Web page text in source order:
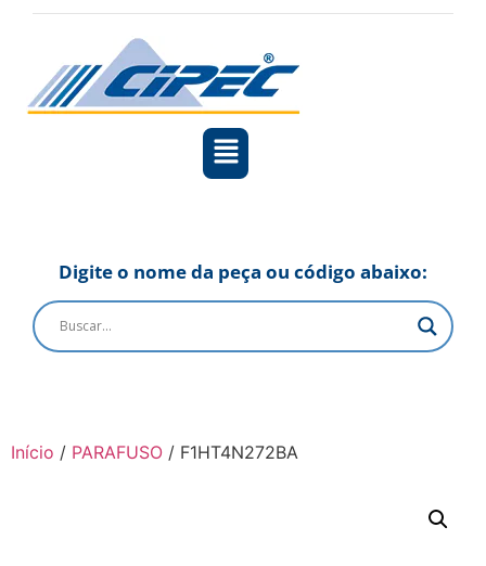
Digite o nome da peça ou código abaixo:
Início / PARAFUSO / F1HT4N272BA